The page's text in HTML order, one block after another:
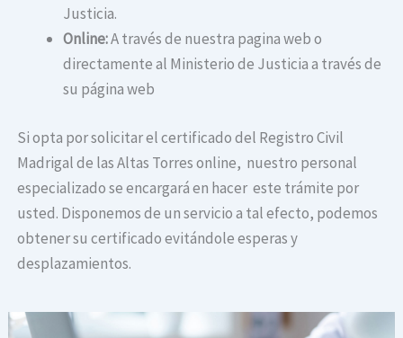
Justicia.
Online:A través de nuestra pagina web o
directamente al Ministerio de Justicia a través de
su página web
Si opta por solicitar el certificado del Registro Civil
Madrigal de las Altas Torres online, nuestro personal
especializado se encargará en hacer este trámite por
usted. Disponemos de un servicio a tal efecto, podemos
obtener su certificado evitándole esperas y
desplazamientos.